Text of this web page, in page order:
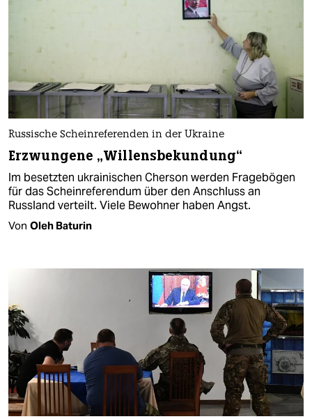
Russische Scheinreferenden in der Ukraine
Erzwungene „Willensbekundung“
Im besetzten ukrainischen Cherson werden Fragebögen
für das Scheinreferendum über den Anschluss an
Russland verteilt. Viele Bewohner haben Angst.
Von Oleh Baturin